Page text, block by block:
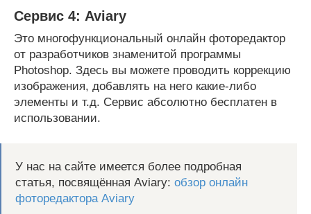
Сервис 4: Aviary
Это многофункциональный онлайн фоторедактор
от разработчиков знаменитой программы
Photoshop. Здесь вы можете проводить коррекцию
изображения, добавлять на него какие-либо
элементы и т.д. Сервис абсолютно бесплатен в
использовании.
У нас на сайте имеется более подробная
статья, посвящённая Aviary: обзор онлайн
фоторедактора Aviary